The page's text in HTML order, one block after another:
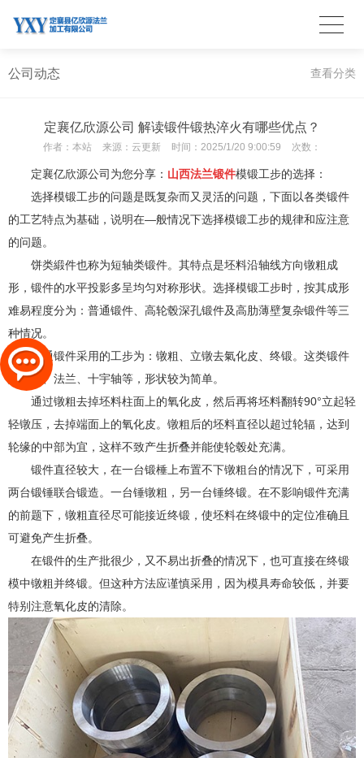
公司动态 查看分类
定襄亿欣源公司 解读锻件锻热淬火有哪些优点？
作者： 本站 来源： 云更新 时间： 2025/1/20 9:00:59 次数：
定襄亿欣源公司为您分享： 山西法兰锻件模锻工步的选择：
选择模锻工步的问题是既复杂而又灵活的问题，下面以各类锻件
的工艺特点为基础，说明在—般情况下选择模锻工步的规律和应注意
的问题。
饼类緞件也称为短轴类锻件。其特点是坯料沿轴线方向镦粗成
形，锻件的水平投影多呈均匀对称形状。选择模锻工步时，按其成形
难易程度分为：普通锻件、高轮毂深孔锻件及高肋薄壁复杂锻件等三
种情况。
普通锻件采用的工步为：镦粗、立镦去氣化皮、终锻。这类锻件
如齿轮、法兰、十宇轴等，形状较为简单。
通过镦粗去掉坯料柱面上的氧化皮，然后再将坯料翻转90°立起轻
轻镦压，去掉端面上的氧化皮。镦粗后的坯料直径以超过轮辐，达到
轮缘的中部为宜，这样不致产生折叠并能使轮毂处充满。
锻件直径较大，在一台锻棰上布置不下镦粗台的情况下，可采用
两台锻锤联合锻造。一台锤镦粗，另一台锤终锻。在不影响锻件充满
的前题下，镦粗直径尽可能接近终锻，使坯料在终锻中的定位准确且
可避免产生折叠。
在锻件的生产批很少，又不易出折叠的情况下，也可直接在终锻
模中镦粗并终锻。但这种方法应谨慎采用，因为模具寿命较低，并要
特别注意氧化皮的清除。